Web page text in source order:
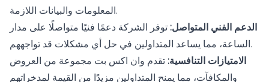
المعلومات والبيانات اللازمة.
الدعم الفني المتواصل: توفر الشركة دعمًا فنيًا متواصلًا على مدار
الساعة، مما يساعد المتداولين في حل أي مشكلات قد تواجههم.
الامتيازات التنافسية: تقدم وان اكس بت مجموعة من العروض
والمكافآت، مما يمنح المتداولين مزيدًا من القيمة لمدخراتهم